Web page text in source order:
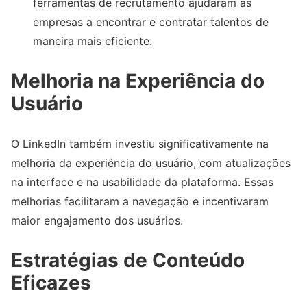
empresas a encontrar e contratar talentos de
maneira mais eficiente.
Melhoria na Experiência do
Usuário
O LinkedIn também investiu significativamente na
melhoria da experiência do usuário, com atualizações
na interface e na usabilidade da plataforma. Essas
melhorias facilitaram a navegação e incentivaram
maior engajamento dos usuários.
Estratégias de Conteúdo
Eficazes